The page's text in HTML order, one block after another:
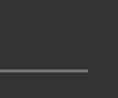
de page 2